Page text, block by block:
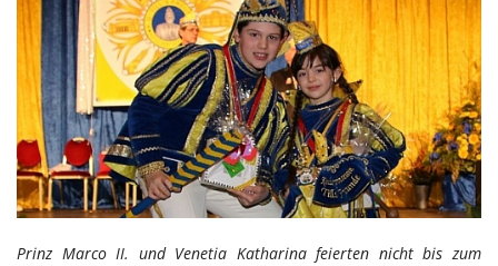
Prinz Marco II. und Venetia Katharina feierten nicht bis zum